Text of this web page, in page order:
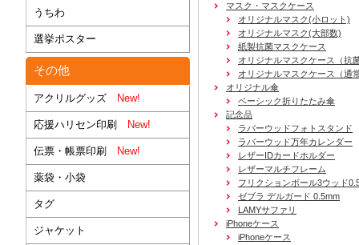
うちわ
選挙ポスター
その他
アクリルグッズ New!
応援ハリセン印刷 New!
伝票・帳票印刷 New!
薬袋・小袋
タグ
ジャケット
マスク・マスクケース
オリジナルマスク(小ロット)
オリジナルマスク(大部数)
紙製抗菌マスクケース
オリジナルマスクケース（抗
オリジナルマスクケース（通
オリジナル傘
ベーシック折りたたみ傘
記念品
ラバーウッドフォトスタンド
ラバーウッド万年カレンダー
レザーIDカードホルダー
レザーマルチフレーム
フリクションボール3ウッド
ゼブラ デルガード 0.5mm
LAMYサファリ
iPhoneケース
iPhoneケース